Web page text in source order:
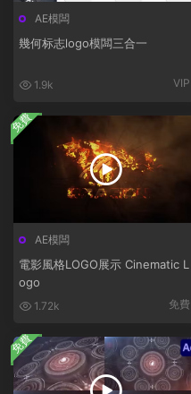
AE模闆
幾何标志logo模闆三合一
1.9k VIP
AE模闆
電影風格LOGO展示 Cinematic L
ogo
1.72k 免費
免費
免費